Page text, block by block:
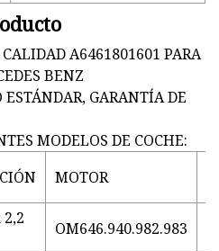
A6461801601 PARA
BENZ
GARANTÍA DE
MODELOS DE COCHE:
MOTOR
OM646.940.982.983